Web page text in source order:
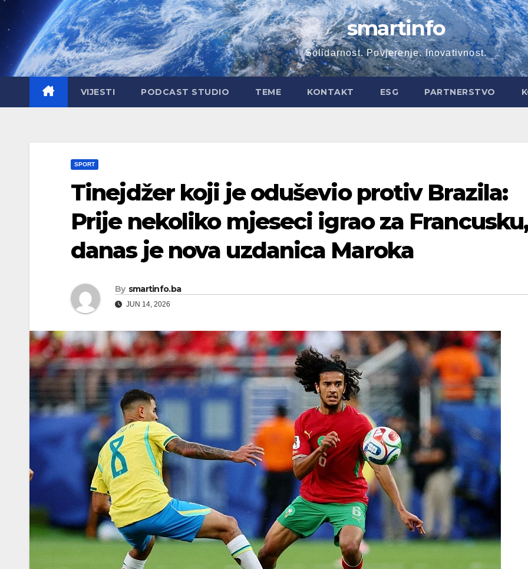
content
smartinfo
Solidarnost. Povjerenje. Inovativnost.
VIJESTI PODCAST STUDIO TEME KONTAKT ESG PARTNERSTVO
SPORT
Tinejdžer koji je oduševio protiv Brazila:
Prije nekoliko mjeseci igrao za
danas je nova uzdanica Maroka
By smartinfo.ba
JUN 14, 2026